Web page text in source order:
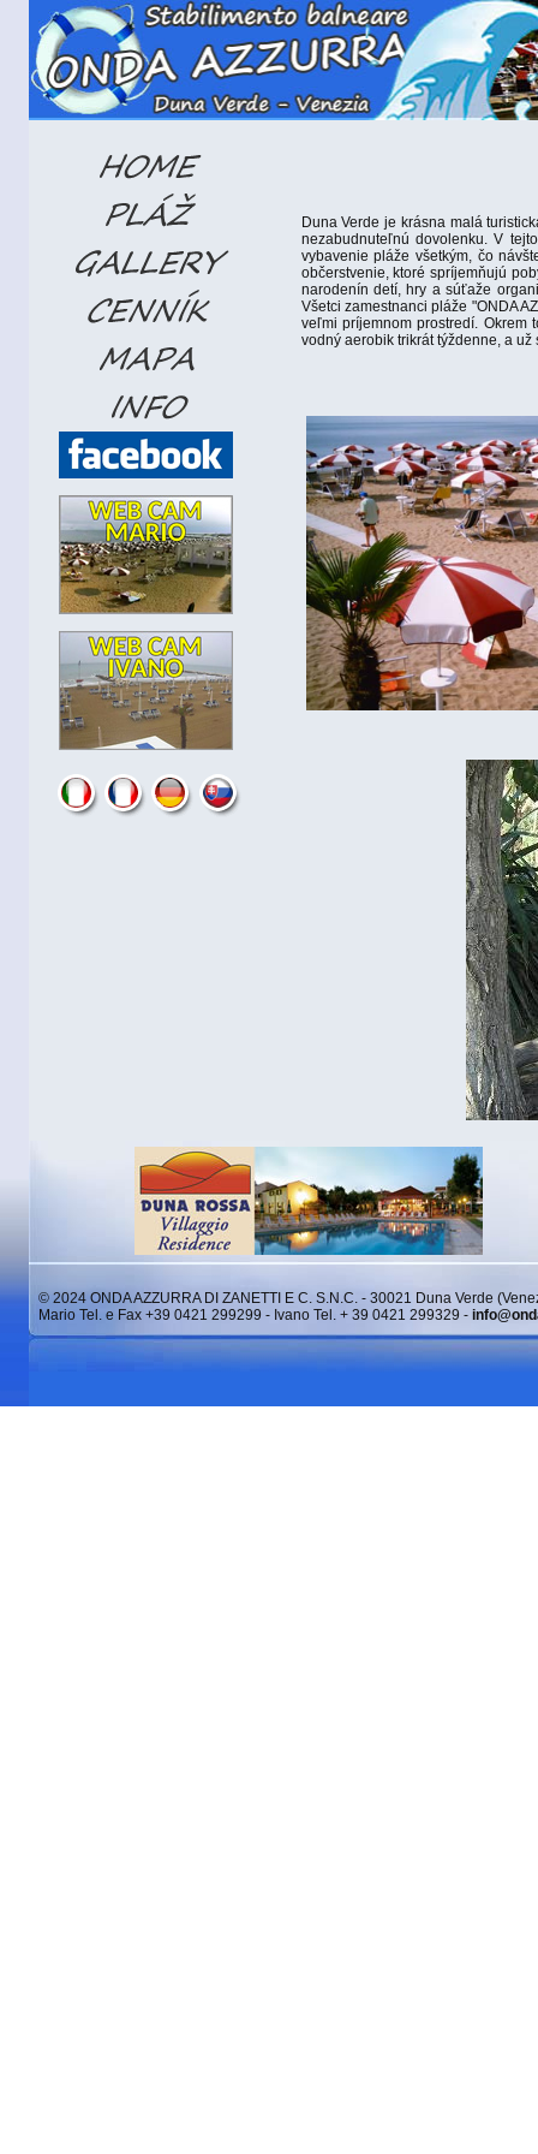
Duna Verde je krásna malá
nezabudnuteľnú dovolenku. V
vybavenie pláže všetkým, čo
občerstvenie, ktoré spríjemňujú
narodenín detí, hry a súťaže
Všetci zamestnanci pláže "ONDA
veľmi príjemnom prostredí. Okrem
vodný aerobik trikrát týždenne, a
© 2024 ONDA AZZURRA DI ZANETTI E C. S.N.C. - 30021 Duna Verde
Mario Tel. e Fax +39 0421 299299 - Ivano Tel. + 39 0421 299329 -